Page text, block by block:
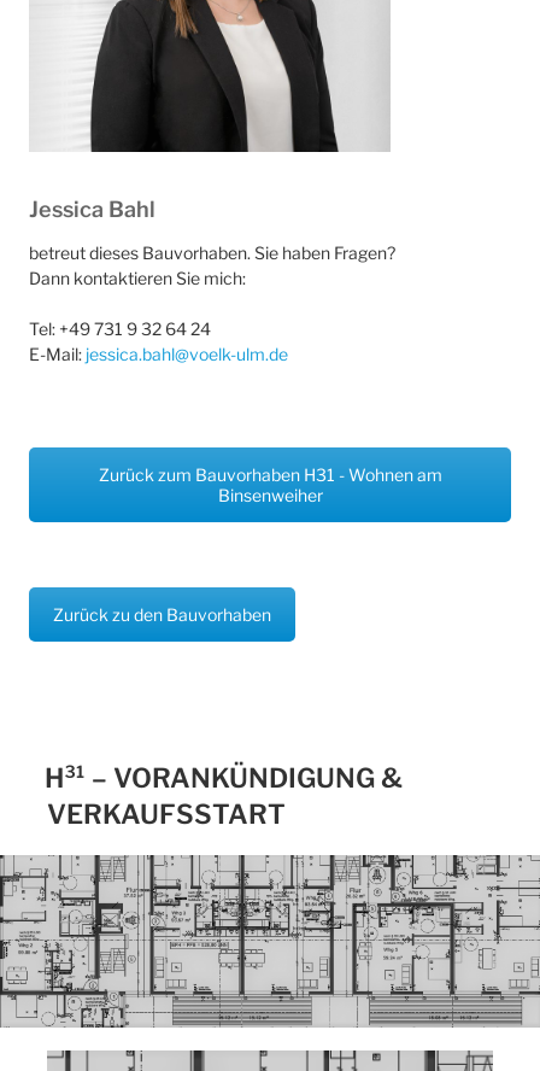
Jessica Bahl
betreut dieses Bauvorhaben. Sie haben Fragen?
Dann kontaktieren Sie mich:
Tel: +49 731 9 32 64 24
E-Mail: jessica.bahl@voelk-ulm.de
Zurück zum Bauvorhaben H31 - Wohnen am
Binsenweiher
Zurück zu den Bauvorhaben
H³¹ – VORANKÜNDIGUNG &
VERKAUFSSTART